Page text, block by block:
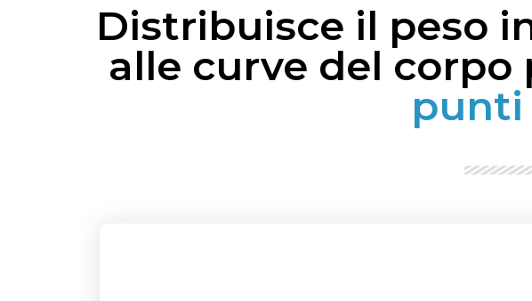
Distribuisce il peso
alle curve del corpo
punti